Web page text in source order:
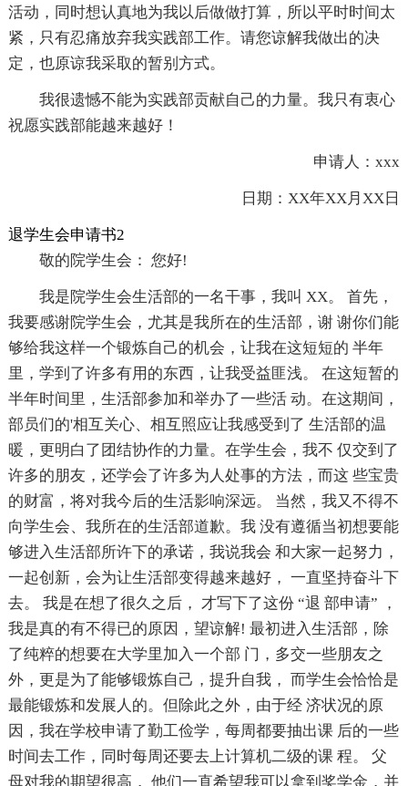
活动，同时想认真地为我以后做做打算，所以平时时间太
紧，只有忍痛放弃我实践部工作。请您谅解我做出的决
定，也原谅我采取的暂别方式。
我很遗憾不能为实践部贡献自己的力量。我只有衷心
祝愿实践部能越来越好！
申请人：xxx
日期：XX年XX月XX日
退学生会申请书2
敬的院学生会： 您好!
我是院学生会生活部的一名干事，我叫 XX。 首先，
我要感谢院学生会，尤其是我所在的生活部，谢 谢你们能
够给我这样一个锻炼自己的机会，让我在这短短的 半年
里，学到了许多有用的东西，让我受益匪浅。 在这短暂的
半年时间里，生活部参加和举办了一些活 动。在这期间，
部员们的'相互关心、相互照应让我感受到了 生活部的温
暖，更明白了团结协作的力量。在学生会，我不 仅交到了
许多的朋友，还学会了许多为人处事的方法，而这 些宝贵
的财富，将对我今后的生活影响深远。 当然，我又不得不
向学生会、我所在的生活部道歉。我 没有遵循当初想要能
够进入生活部所许下的承诺，我说我会 和大家一起努力，
一起创新，会为让生活部变得越来越好， 一直坚持奋斗下
去。 我是在想了很久之后， 才写下了这份 “退 部申请” ，
我是真的有不得已的原因，望谅解! 最初进入生活部，除
了纯粹的想要在大学里加入一个部 门，多交一些朋友之
外，更是为了能够锻炼自己，提升自我， 而学生会恰恰是
最能锻炼和发展人的。但除此之外，由于经 济状况的原
因，我在学校申请了勤工俭学，每周都要抽出课 后的一些
时间去工作，同时每周还要去上计算机二级的课 程。 父
母对我的期望很高， 他们一直希望我可以拿到奖学金，并